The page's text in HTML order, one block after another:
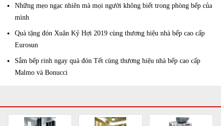
Những mẹo ngạc nhiên mà mọi người không biết trong phòng bếp của
mình
Quà tặng đón Xuân Kỷ Hợi 2019 cùng thương hiệu nhà bếp cao cấp
Eurosun
Sắm bếp rinh ngay quà đón Tết cùng thương hiệu nhà bếp cao cấp
Malmo và Bonucci